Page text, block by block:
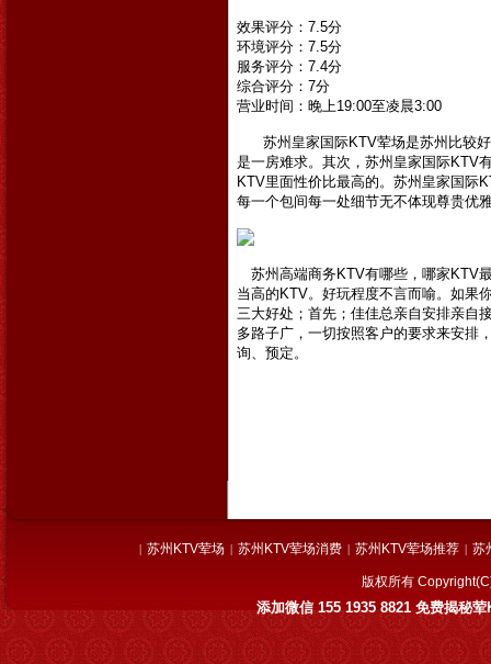
效果评分：7.5分
环境评分：7.5分
服务评分：7.4分
综合评分：7分
营业时间：晚上19:00至凌晨3:00
苏州皇家国际KTV荤场是苏州比较
是一房难求。其次， 苏州皇家国际KTV
KTV里面性价比最高的。 苏州皇家国际
每一个包间每一处细节无不体现尊贵优
苏州高端商务KTV有哪些，哪家KTV
当高的KTV。好玩程度不言而喻。如果
三大好处；首先；佳佳总亲自安排亲自
多路子广，一切按照客户的要求来安排
询、预定。
版权所有
添加微信 155 1935 8821 免费揭秘
| 苏州KTV荤场 | 苏州KTV荤场消费 | 苏州KTV荤场推荐 | 苏